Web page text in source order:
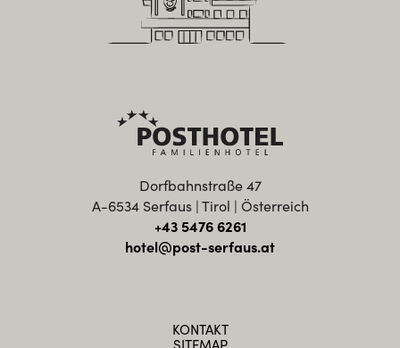
KONTAKT
SITEMAP
Dorfbahnstraße 47
A-6534 Serfaus | Tirol | Österreich
+43 5476 6261
hotel@post-serfaus.at